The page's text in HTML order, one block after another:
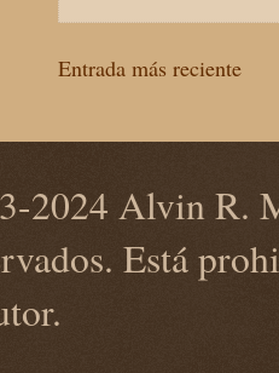
Entrada más reciente
2024 Alvin R.
Está